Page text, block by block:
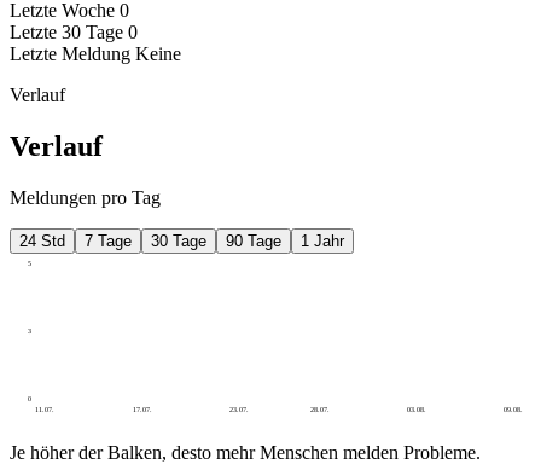
Letzte Woche 0
Letzte 30 Tage 0
Letzte Meldung Keine
Verlauf
Verlauf
Meldungen pro Tag
24 Std 7 Tage 30 Tage 90 Tage 1 Jahr
0
3
5
11.07. 17.07. 23.07. 28.07. 03.08. 09.08.
Je höher der Balken, desto mehr Menschen melden Probleme.